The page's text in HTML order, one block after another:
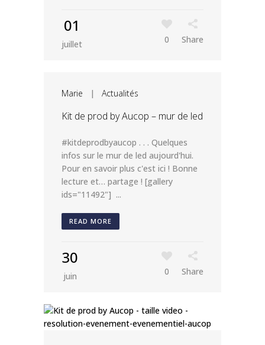
01
juillet 0 Share
Marie | Actualités
Kit de prod by Aucop – mur de led
#kitdeprodbyaucop . . . Quelques
infos sur le mur de led aujourd'hui.
Pour en savoir plus c'est ici ! Bonne
lecture et… partage ! [gallery
ids="11492"] ...
READ MORE
30
juin 0 Share